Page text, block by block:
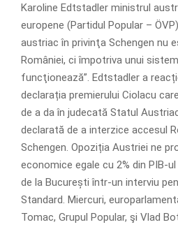
Karoline Edtstadler ministrul
europene (Partidul Popular –
austriac în privinţa Schengen nu
României, ci împotriva unui
funcţionează”. Edtstadler a
declarația premierului Ciolacu
de a da în judecată Statul
declarată de a interzice accesul
Schengen. Opoziția Austriei ne
economice egale cu 2% din PIB-
de la București într-un interviu
Standard. Miercuri,
Tomac, Grupul Popular, şi Vlad